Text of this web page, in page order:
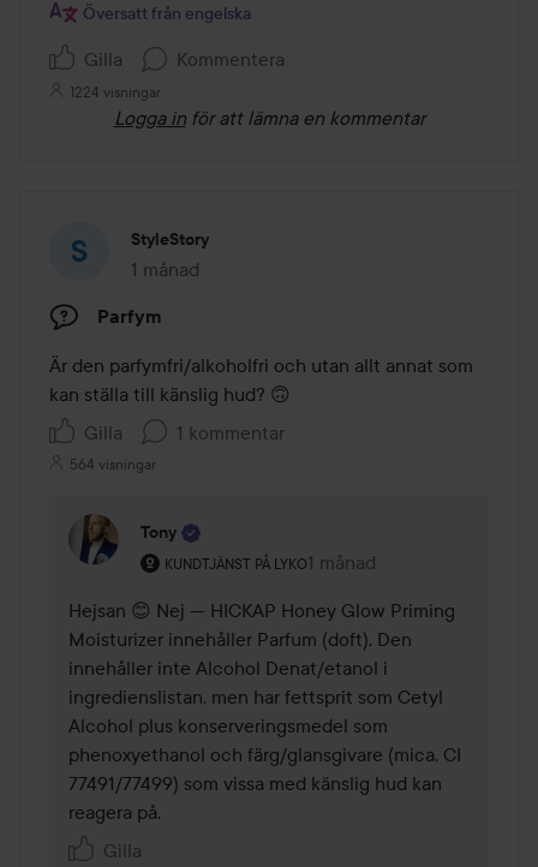
Översatt från engelska
Gilla Kommentera
1224 visningar
Logga in för att lämna en kommentar
StyleStory
1 månad
Inlägget skapades 1 månad
Parfym
Är den parfymfri/alkoholfri och utan allt annat som
kan ställa till känslig hud? 🙃
Gilla
1 kommentar
564 visningar
Tony
KUNDTJÄNST PÅ LYKO
Användarens roll: Kundtjänst på Lyko.
1 månad
Kommentaren lades 1
Hejsan 😊 Nej — HICKAP Honey Glow Priming
Moisturizer innehåller Parfum (doft). Den
innehåller inte Alcohol Denat/etanol i
ingredienslistan, men har fettsprit som Cetyl
Alcohol plus konserveringsmedel som
phenoxyethanol och färg/glansgivare (mica, CI
77491/77499) som vissa med känslig hud kan
reagera på.
Gilla